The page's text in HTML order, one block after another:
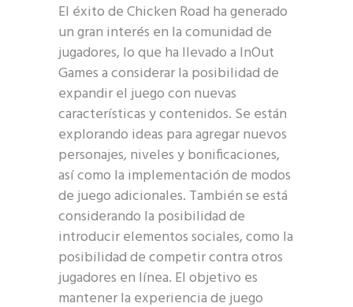
El éxito de Chicken Road ha generado
un gran interés en la comunidad de
jugadores, lo que ha llevado a InOut
Games a considerar la posibilidad de
expandir el juego con nuevas
características y contenidos. Se están
explorando ideas para agregar nuevos
personajes, niveles y bonificaciones,
así como la implementación de modos
de juego adicionales. También se está
considerando la posibilidad de
introducir elementos sociales, como la
posibilidad de competir contra otros
jugadores en línea. El objetivo es
mantener la experiencia de juego